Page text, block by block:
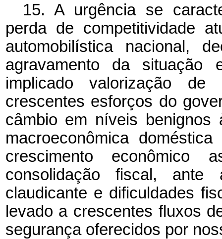
15. A urgência se
perda de competitividade
automobilística nacional,
agravamento da situação
implicado valorização
crescentes esforços do
câmbio em níveis benignos
macroeconômica
crescimento econômico
consolidação fiscal, ante
claudicante e dificuldades
levado a crescentes fluxos
segurança oferecidos por